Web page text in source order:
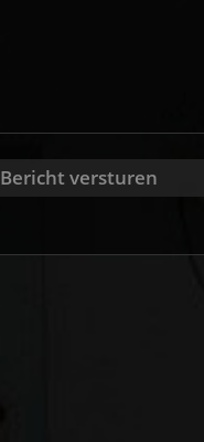
Bericht versturen